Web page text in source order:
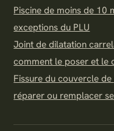
Piscine de moins de 10
exceptions du PLU
Joint de dilatation
comment le poser et le
Fissure du couvercle
réparer ou remplacer